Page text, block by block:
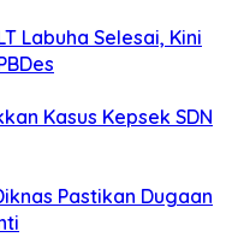
Labuha Selesai, Kini
Kasus Kepsek SDN
Pastikan Dugaan